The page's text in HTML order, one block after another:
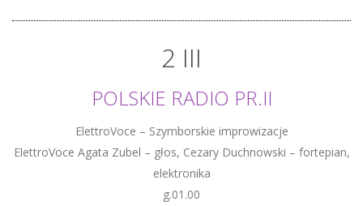
2 III
POLSKIE RADIO PR.II
ElettroVoce – Szymborskie improwizacje
ElettroVoce Agata Zubel – głos, Cezary Duchnowski – fortepian,
elektronika
g.01.00